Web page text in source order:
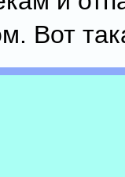
Вот